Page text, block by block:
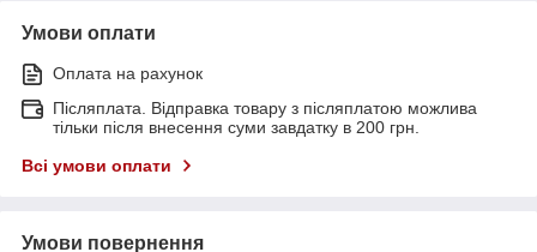
Умови оплати
Оплата на рахунок
Післяплата. Відправка товару з післяплатою можлива
тільки після внесення суми завдатку в 200 грн.
Всі умови оплати
Умови повернення